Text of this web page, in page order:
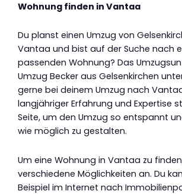
Wohnung finden in Vantaa
Du planst einen Umzug von
Vantaa und bist auf der Suche nach
passenden Wohnung? Das
Umzug Becker aus Gelsenkirchen
gerne bei deinem Umzug nach
langjähriger Erfahrung und Expertise
Seite, um den Umzug so entspannt
wie möglich zu gestalten.
Um eine Wohnung in Vantaa zu
verschiedene Möglichkeiten an. Du
Beispiel im Internet nach